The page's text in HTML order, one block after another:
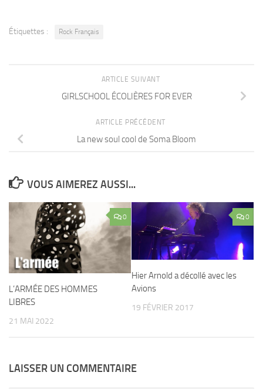
Étiquettes : Rock Français
ARTICLE SUIVANT
GIRLSCHOOL ÉCOLIÈRES FOR EVER
ARTICLE PRÉCÉDENT
La new soul cool de Soma Bloom
VOUS AIMEREZ AUSSI...
0
L’ARMÉE DES HOMMES
LIBRES
21 MAI 2022
0
Hier Arnold a décollé avec les
Avions
19 FÉVRIER 2017
LAISSER UN COMMENTAIRE